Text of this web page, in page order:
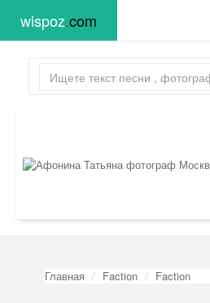
wispoz.com
Главная Faction Faction